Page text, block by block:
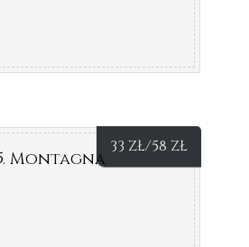
33 ZŁ/58 ZŁ
Montagna